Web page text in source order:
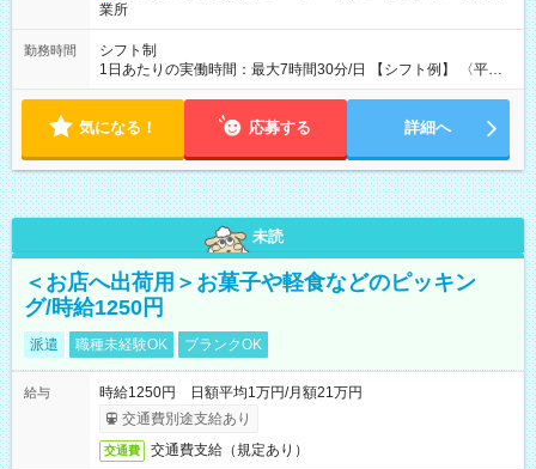
業所
勤務時間
シフト制
1日あたりの実働時間：最大7時間30分/日 【シフト例】 〈平
日〉9:30～18:30／12:30～21:30 休憩90分 実働7.5時間 〈土
20:00 休憩90分 実働7.5時間
気になる！ 応募する 詳細へ
未読
＜お店へ出荷用＞お菓子や軽食などのピッキン
グ/時給1250円
派遣 職種未経験OK ブランクOK
給与
時給1250円 日額平均1万円/月額21万円
交通費別途支給あり
交通費 交通費支給（規定あり）